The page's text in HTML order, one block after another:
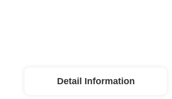
Detail Information